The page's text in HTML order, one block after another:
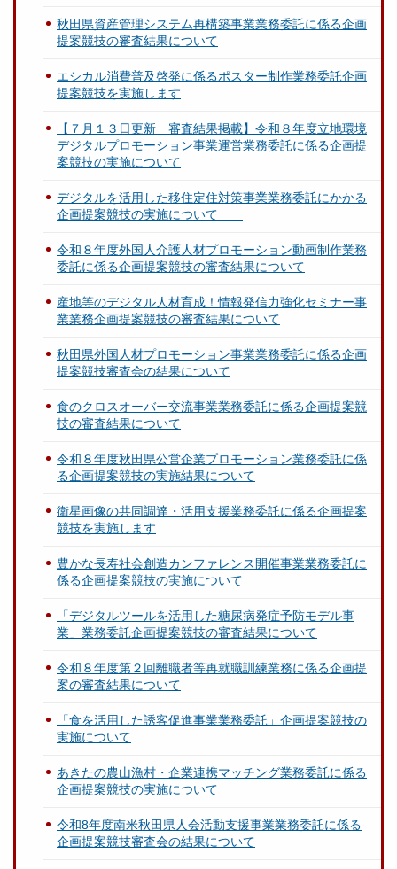
秋田県資産管理システム再構築事業業務委託に係る企画
提案競技の審査結果について
エシカル消費普及啓発に係るポスター制作業務委託企画
提案競技を実施します
【７月１３日更新 審査結果掲載】令和８年度立地環境
デジタルプロモーション事業運営業務委託に係る企画提
案競技の実施について
デジタルを活用した移住定住対策事業業務委託にかかる
企画提案競技の実施について
令和８年度外国人介護人材プロモーション動画制作業務
委託に係る企画提案競技の審査結果について
産地等のデジタル人材育成！情報発信力強化セミナー事
業業務企画提案競技の審査結果について
秋田県外国人材プロモーション事業業務委託に係る企画
提案競技審査会の結果について
食のクロスオーバー交流事業業務委託に係る企画提案競
技の審査結果について
令和８年度秋田県公営企業プロモーション業務委託に係
る企画提案競技の実施結果について
衛星画像の共同調達・活用支援業務委託に係る企画提案
競技を実施します
豊かな長寿社会創造カンファレンス開催事業業務委託に
係る企画提案競技の実施について
「デジタルツールを活用した糖尿病発症予防モデル事
業」業務委託企画提案競技の審査結果について
令和８年度第２回離職者等再就職訓練業務に係る企画提
案の審査結果について
「食を活用した誘客促進事業業務委託」企画提案競技の
実施について
あきたの農山漁村・企業連携マッチング業務委託に係る
企画提案競技の実施について
令和8年度南米秋田県人会活動支援事業業務委託に係る
企画提案競技審査会の結果について